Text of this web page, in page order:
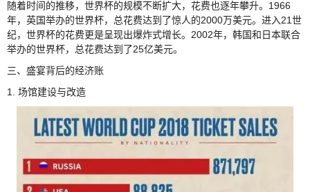
随着时间的推移，世界杯的规模不断扩大，花费也逐年攀升。1966
年，英国举办的世界杯，总花费达到了惊人的2000万美元。进入21世
纪，世界杯的花费更是呈现出爆炸式增长。2002年，韩国和日本联合
举办的世界杯，总花费达到了25亿美元。
三、盛宴背后的经济账
1. 场馆建设与改造